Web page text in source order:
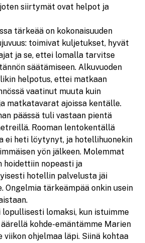
siirtymät ovat helpot ja
tärkeää on kokonaisuuden
toimivat kuljetukset, hyvät
ja se, ettei lomalla tarvitse
säätämiseen. Alkuvuoden
helpotus, ettei matkaan
vaatinut muuta kuin
matkatavarat ajoissa kentälle.
päässä tuli vastaan pientä
Rooman lentokentällä
ei heti löytynyt, ja hotellihuonekin
yön jälkeen. Molemmat
nopeasti ja
hotellin palvelusta jäi
Ongelmia tärkeämpää onkin usein
lopullisesti lomaksi, kun istuimme
kohde-emäntämme Marien
viikon ohjelmaa läpi. Siinä kohtaa